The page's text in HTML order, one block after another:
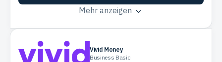
Mehr anzeigen
Vivid Money
Business Basic